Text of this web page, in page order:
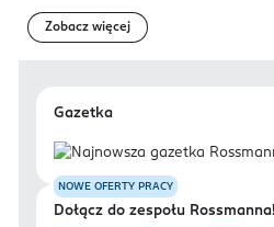
Zobacz więcej
Gazetka
NOWE OFERTY PRACY
Dołącz do zespołu Rossmanna!